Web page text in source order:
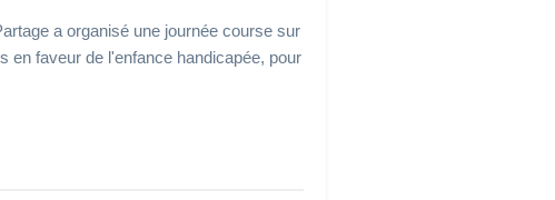
a organisé une journée course sur
en faveur de l'enfance handicapée, pour